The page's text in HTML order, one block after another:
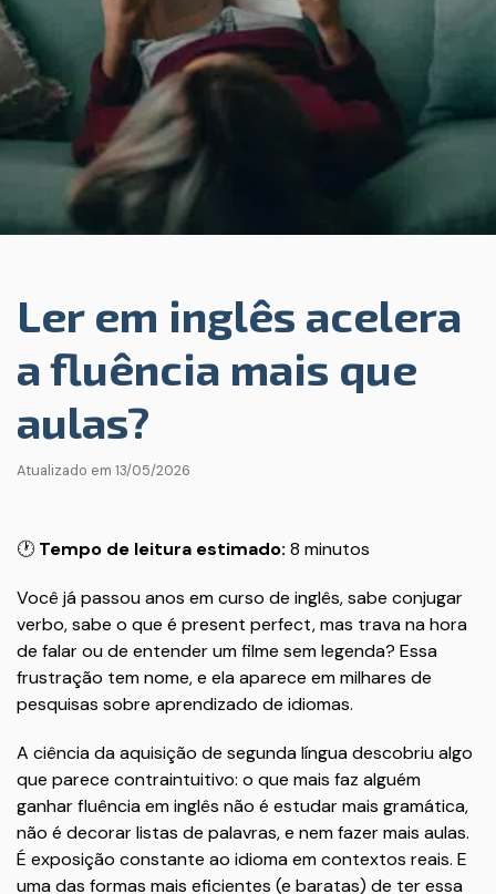
Ler em inglês acelera
a fluência mais que
aulas?
Atualizado em 13/05/2026
🕐 Tempo de leitura estimado: 8 minutos
Você já passou anos em curso de inglês, sabe conjugar
verbo, sabe o que é present perfect, mas trava na hora
de falar ou de entender um filme sem legenda? Essa
frustração tem nome, e ela aparece em milhares de
pesquisas sobre aprendizado de idiomas.
A ciência da aquisição de segunda língua descobriu algo
que parece contraintuitivo: o que mais faz alguém
ganhar fluência em inglês não é estudar mais gramática,
não é decorar listas de palavras, e nem fazer mais aulas.
É exposição constante ao idioma em contextos reais. E
uma das formas mais eficientes (e baratas) de ter essa